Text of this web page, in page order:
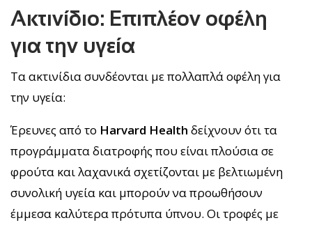
Ακτινίδιο: Επιπλέον οφέλη
για την υγεία
Τα ακτινίδια συνδέονται με πολλαπλά οφέλη για
την υγεία:
Έρευνες από το Harvard Health δείχνουν ότι τα
προγράμματα διατροφής που είναι πλούσια σε
φρούτα και λαχανικά σχετίζονται με βελτιωμένη
συνολική υγεία και μπορούν να προωθήσουν
έμμεσα καλύτερα πρότυπα ύπνου. Οι τροφές με